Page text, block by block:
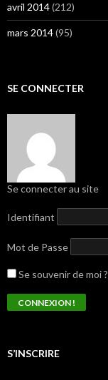
avril 2014(212)
mars 2014(95)
SE CONNECTER
Se connecter au site
Identifiant
Mot de Passe
Se souvenir de moi ?
S’INSCRIRE